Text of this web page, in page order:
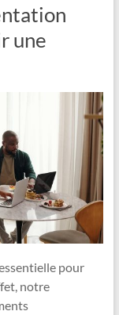
une
pour
notre